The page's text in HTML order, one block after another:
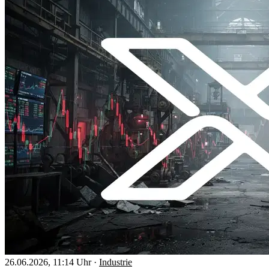
26.06.2026, 11:14 Uhr · Industrie